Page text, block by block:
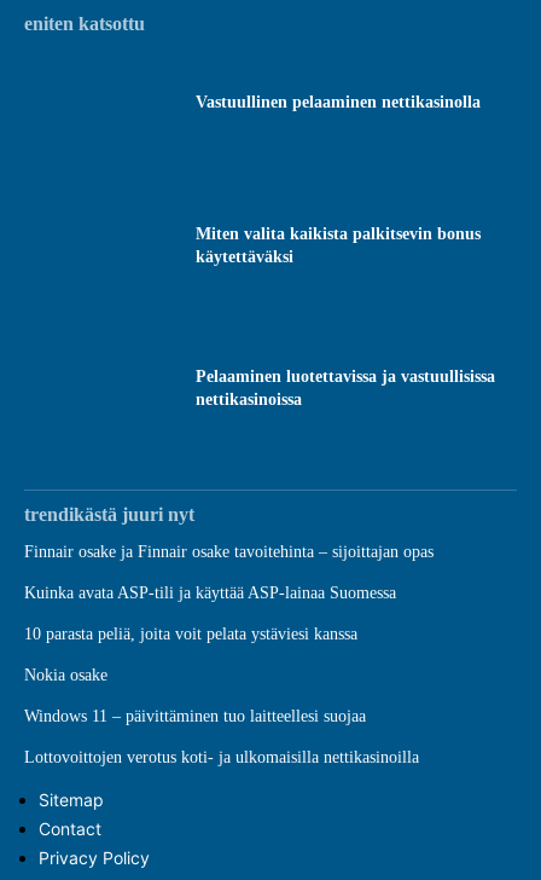
eniten katsottu
Vastuullinen pelaaminen nettikasinolla
Miten valita kaikista palkitsevin bonus
käytettäväksi
Pelaaminen luotettavissa ja vastuullisissa
nettikasinoissa
trendikästä juuri nyt
Finnair osake ja Finnair osake tavoitehinta – sijoittajan opas
Kuinka avata ASP-tili ja käyttää ASP-lainaa Suomessa
10 parasta peliä, joita voit pelata ystäviesi kanssa
Nokia osake
Windows 11 – päivittäminen tuo laitteellesi suojaa
Lottovoittojen verotus koti- ja ulkomaisilla nettikasinoilla
Sitemap
Contact
Privacy Policy